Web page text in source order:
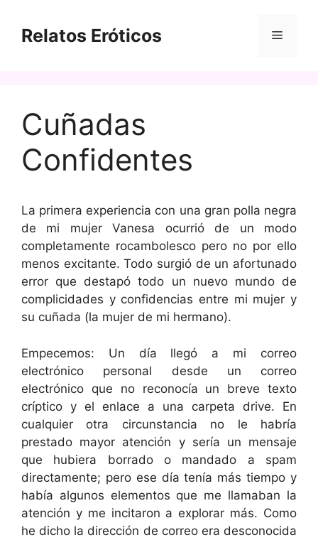
contenido
Relatos Eróticos Menú
Cuñadas
Confidentes
La primera experiencia con una gran polla negra
de mi mujer Vanesa ocurrió de un modo
completamente rocambolesco pero no por ello
menos excitante. Todo surgió de un afortunado
error que destapó todo un nuevo mundo de
complicidades y confidencias entre mi mujer y
su cuñada (la mujer de mi hermano).
Empecemos: Un día llegó a mi correo
electrónico personal desde un correo
electrónico que no reconocía un breve texto
críptico y el enlace a una carpeta drive. En
cualquier otra circunstancia no le habría
prestado mayor atención y sería un mensaje
que hubiera borrado o mandado a spam
directamente; pero ese día tenía más tiempo y
había algunos elementos que me llamaban la
atención y me incitaron a explorar más. Como
he dicho la dirección de correo era desconocida